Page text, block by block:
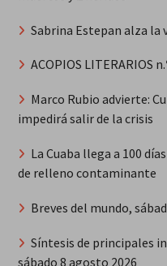
Sabrina Estepan alza la
ACOPIOS LITERARIOS
Marco Rubio advierte:
impedirá salir de la crisis
La Cuaba llega a 100
de relleno contaminante
Breves del mundo,
Síntesis de principales
sábado 8 agosto 2026